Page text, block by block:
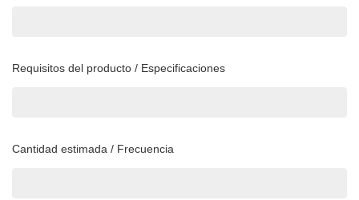
Requisitos del producto / Especificaciones
Cantidad estimada / Frecuencia